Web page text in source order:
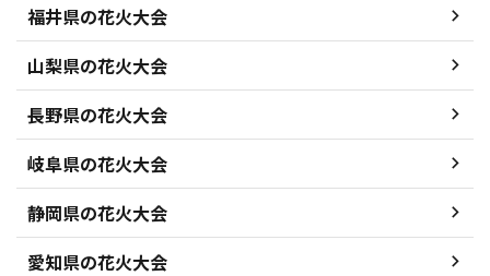
福井県の花火大会
山梨県の花火大会
長野県の花火大会
岐阜県の花火大会
静岡県の花火大会
愛知県の花火大会